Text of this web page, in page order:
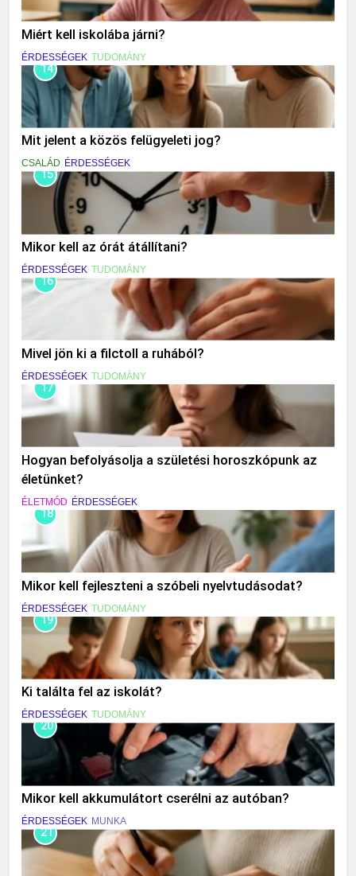
Miért kell iskolába járni?
ÉRDESSÉGEK TUDOMÁNY
14
Mit jelent a közös felügyeleti jog?
CSALÁD ÉRDESSÉGEK
15
Mikor kell az órát átállítani?
ÉRDESSÉGEK TUDOMÁNY
16
Mivel jön ki a filctoll a ruhából?
ÉRDESSÉGEK TUDOMÁNY
17
Hogyan befolyásolja a születési horoszkópunk az
életünket?
ÉLETMÓD ÉRDESSÉGEK
18
Mikor kell fejleszteni a szóbeli nyelvtudásodat?
ÉRDESSÉGEK TUDOMÁNY
19
Ki találta fel az iskolát?
ÉRDESSÉGEK TUDOMÁNY
20
Mikor kell akkumulátort cserélni az autóban?
ÉRDESSÉGEK MUNKA
21